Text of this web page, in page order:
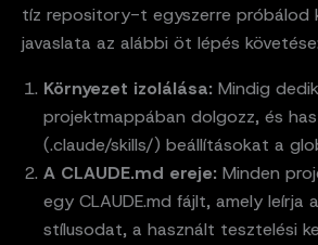
tíz repository-t egyszerre próbálod
javaslata az alábbi öt lépés követése:
Környezet izolálása: Mindig
projektmappában dolgozz, és
(.claude/skills/) beállításokat a
A CLAUDE.md ereje: Minden
egy CLAUDE.md fájlt, amely leírja
stílusodat, a használt tesztelési